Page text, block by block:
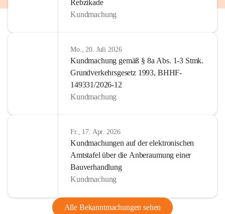
Rebzikade
Kundmachung
Mo., 20. Juli 2026
Kundmachung gemäß § 8a Abs. 1-3 Stmk.
Grundverkehrsgesetz 1993, BHHF-
149331/2026-12
Kundmachung
Fr., 17. Apr. 2026
Kundmachungen auf der elektronischen
Amtstafel über die Anberaumung einer
Bauverhandlung
Kundmachung
Alle Bekanntmachungen sehen